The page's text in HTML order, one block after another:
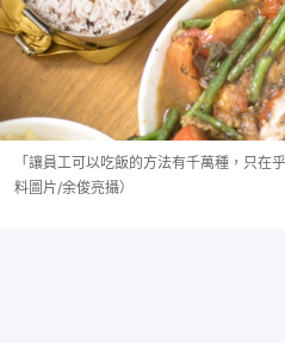
「讓員工可以吃飯的方法有千萬種，只在
料圖片/余俊亮攝）